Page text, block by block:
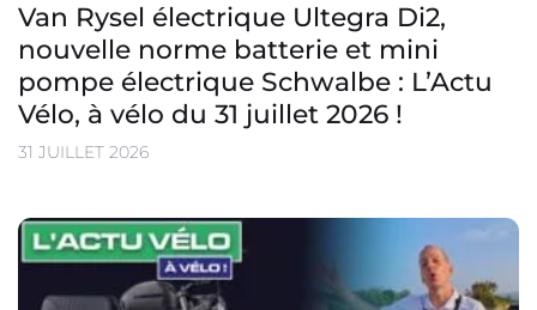
Van Rysel électrique Ultegra Di2,
nouvelle norme batterie et mini
pompe électrique Schwalbe : L’Actu
Vélo, à vélo du 31 juillet 2026 !
31 JUILLET 2026